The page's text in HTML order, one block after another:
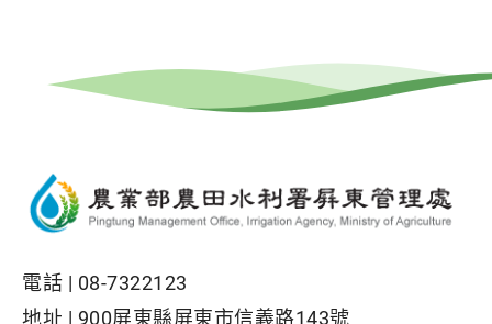
電話 | 08-7322123
地址 | 900屏東縣屏東市信義路143號